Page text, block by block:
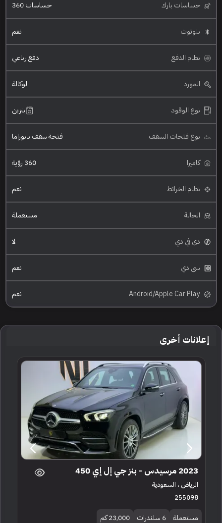
حساسات بارك حساسات 360
بلوتوث نعم
نظام الدفع دفع رباعي
المورد الوكالة
نوع الوقود بنزين
نوع فتحات السقف فتحة سقف بانوراما
كاميرا 360 رؤية
نظام الخرائط نعم
الحالة مستعملة
دي في دي لا
سي دي نعم
Android/Apple Car Play نعم
إعلانات أخرى
2023 مرسيدس - بنز جي إل إي 450
الرياض ، السعودية
255098
مستعملة 6 سلندرات 23,000 كم